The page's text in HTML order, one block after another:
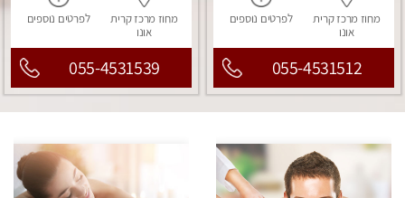
מחוז מרכזקרית
אונו
לפרטים נוספים
055-4531512
מחוז מרכזקרית
אונו
לפרטים נוספים
055-4531539